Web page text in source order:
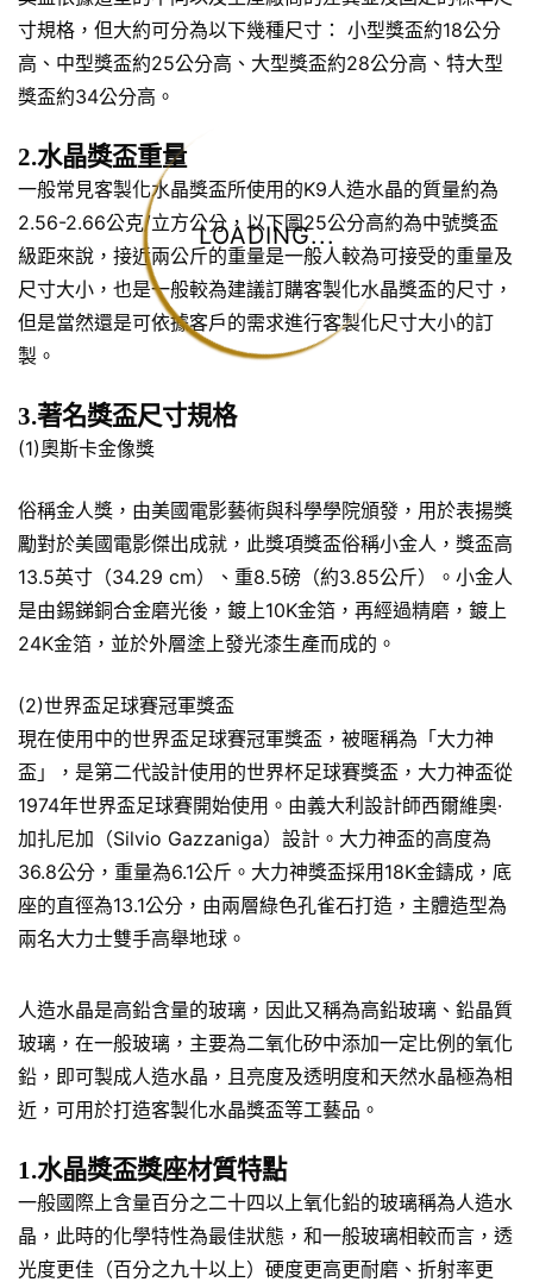
LOADING...
寸規格，但大約可分為以下幾種尺寸： 小型獎盃約18公分
高、中型獎盃約25公分高、大型獎盃約28公分高、特大型
獎盃約34公分高。
2.水晶獎盃重量
一般常見客製化水晶獎盃所使用的K9人造水晶的質量約為
2.56-2.66公克/立方公分，以下圖25公分高約為中號獎盃
級距來說，接近兩公斤的重量是一般人較為可接受的重量及
尺寸大小，也是一般較為建議訂購客製化水晶獎盃的尺寸，
但是當然還是可依據客戶的需求進行客製化尺寸大小的訂
製。
3.著名獎盃尺寸規格
(1)奧斯卡金像獎
俗稱金人獎，由美國電影藝術與科學學院頒發，用於表揚獎
勵對於美國電影傑出成就，此獎項獎盃俗稱小金人，獎盃高
13.5英寸（34.29 cm）、重8.5磅（約3.85公斤）。小金人
是由錫銻銅合金磨光後，鍍上10K金箔，再經過精磨，鍍上
24K金箔，並於外層塗上發光漆生產而成的。
(2)世界盃足球賽冠軍獎盃
現在使用中的世界盃足球賽冠軍獎盃，被暱稱為「大力神
盃」，是第二代設計使用的世界杯足球賽獎盃，大力神盃從
1974年世界盃足球賽開始使用。由義大利設計師西爾維奧·
加扎尼加（Silvio Gazzaniga）設計。大力神盃的高度為
36.8公分，重量為6.1公斤。大力神獎盃採用18K金鑄成，底
座的直徑為13.1公分，由兩層綠色孔雀石打造，主體造型為
兩名大力士雙手高舉地球。
人造水晶是高鉛含量的玻璃，因此又稱為高鉛玻璃、鉛晶質
玻璃，在一般玻璃，主要為二氧化矽中添加一定比例的氧化
鉛，即可製成人造水晶，且亮度及透明度和天然水晶極為相
近，可用於打造客製化水晶獎盃等工藝品。
1.水晶獎盃獎座材質特點
一般國際上含量百分之二十四以上氧化鉛的玻璃稱為人造水
晶，此時的化學特性為最佳狀態，和一般玻璃相較而言，透
光度更佳（百分之九十以上）硬度更高更耐磨、折射率更